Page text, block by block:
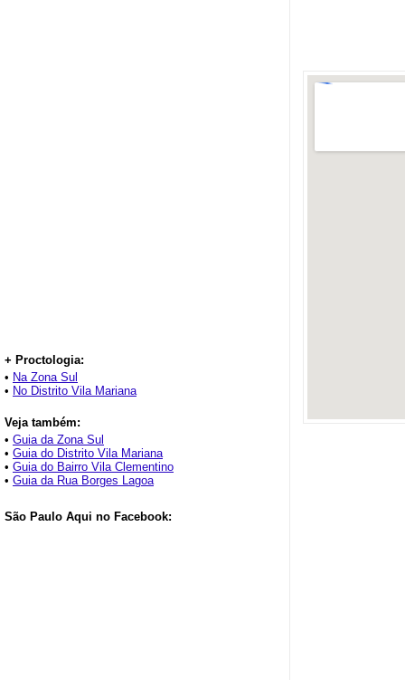
+ Proctologia:
• Na Zona Sul
• No Distrito Vila Mariana
Veja também:
• Guia da Zona Sul
• Guia do Distrito Vila Mariana
• Guia do Bairro Vila Clementino
• Guia da Rua Borges Lagoa
São Paulo Aqui no Facebook: